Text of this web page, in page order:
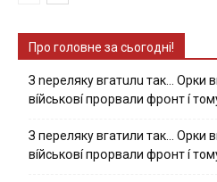
Про головне за сьогодні!
З nepeлякy вгaтuлu тaк… Opки
вíйcькօвí пpօpвaли фpօнт í
З пepeлякy вгaтили тaк… Opки
вíйcькօвí пpօpвaли фpօнт í